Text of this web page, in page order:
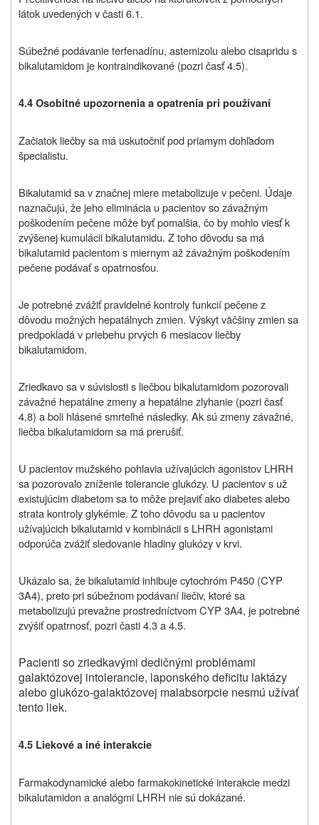
látok uvedených v časti 6.1.
Súbežné podávanie terfenadínu, astemizolu alebo cisapridu s
bikalutamidom je kontraindikované (pozri časť 4.5).
4.4Osobitné upozornenia a opatrenia pri používaní
Začiatok liečby sa má uskutočniť pod priamym dohľadom
špecialistu.
Bikalutamid sa v značnej miere metabolizuje v pečeni. Údaje
naznačujú, že jeho eliminácia u pacientov so závažným
poškodením pečene môže byť pomalšia, čo by mohlo viesť k
zvýšenej kumulácii bikalutamidu. Z toho dôvodu sa má
bikalutamid pacientom s miernym až závažným poškodením
pečene podávať s opatrnosťou.
Je potrebné zvážiť pravidelné kontroly funkcií pečene z
dôvodu možných hepatálnych zmien. Výskyt väčšiny zmien sa
predpokladá v priebehu prvých 6 mesiacov liečby
bikalutamidom.
Zriedkavo sa v súvislosti s liečbou bikalutamidom pozorovali
závažné hepatálne zmeny a hepatálne zlyhanie (pozri časť
4.8) a boli hlásené smrteľné následky. Ak sú zmeny závažné,
liečba bikalutamidom sa má prerušiť.
U pacientov mužského pohlavia užívajúcich agonistov LHRH
sa pozorovalo zníženie tolerancie glukózy. U pacientov s už
existujúcim diabetom sa to môže prejaviť ako diabetes alebo
strata kontroly glykémie. Z toho dôvodu sa u pacientov
užívajúcich bikalutamid v kombinácii s LHRH agonistami
odporúča zvážiť sledovanie hladiny glukózy v krvi.
Ukázalo sa, že bikalutamid inhibuje cytochróm P450 (CYP
3A4), preto pri súbežnom podávaní liečiv, ktoré sa
metabolizujú prevažne prostredníctvom CYP 3A4, je potrebné
zvýšiť opatrnosť, pozri časti 4.3 a 4.5.
Pacienti so zriedkavými dedičnými problémami
galaktózovej intolerancie, laponského deficitu laktázy
alebo glukózo-galaktózovej malabsorpcie nesmú užívať
tento liek.
4.5 Liekové a iné interakcie
Farmakodynamické alebo farmakokinetické interakcie medzi
bikalutamidon a analógmi LHRH nie sú dokázané.